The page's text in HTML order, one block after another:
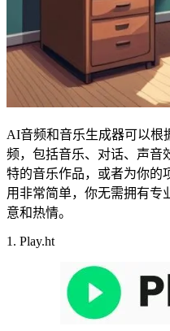
AI音频和音乐生成器可以根
频，包括音乐、对话、声音
特的音乐作品，或者为你的
用非常简单，你无需拥有专
意和热情。
1. Play.ht